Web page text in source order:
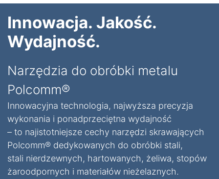
Innowacja. Jakość.
Wydajność.
Narzędzia do obróbki metalu
Polcomm®
Innowacyjna technologia, najwyższa precyzja
wykonania i ponadprzeciętna wydajność
– to najistotniejsze cechy narzędzi skrawających
Polcomm® dedykowanych do obróbki stali,
stali nierdzewnych, hartowanych, żeliwa, stopów
żaroodpornych i materiałów nieżelaznych.